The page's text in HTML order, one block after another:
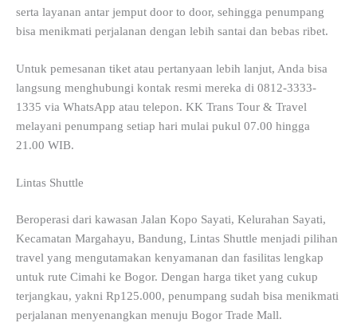
serta layanan antar jemput door to door, sehingga penumpang
bisa menikmati perjalanan dengan lebih santai dan bebas ribet.
Untuk pemesanan tiket atau pertanyaan lebih lanjut, Anda bisa
langsung menghubungi kontak resmi mereka di 0812-3333-
1335 via WhatsApp atau telepon. KK Trans Tour & Travel
melayani penumpang setiap hari mulai pukul 07.00 hingga
21.00 WIB.
Lintas Shuttle
Beroperasi dari kawasan Jalan Kopo Sayati, Kelurahan Sayati,
Kecamatan Margahayu, Bandung, Lintas Shuttle menjadi pilihan
travel yang mengutamakan kenyamanan dan fasilitas lengkap
untuk rute Cimahi ke Bogor. Dengan harga tiket yang cukup
terjangkau, yakni Rp125.000, penumpang sudah bisa menikmati
perjalanan menyenangkan menuju Bogor Trade Mall.